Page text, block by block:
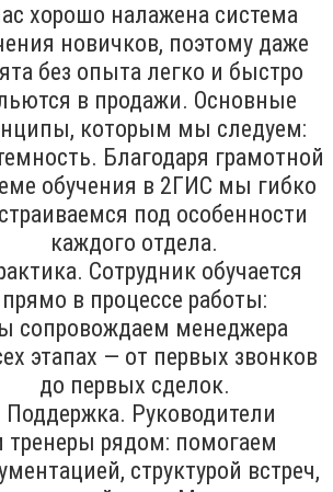
хорошо налажена система
новичков, поэтому даже
без опыта легко и быстро
в продажи. Основные
которым мы следуем:
Благодаря грамотной
обучения в 2ГИС мы гибко
под особенности
каждого отдела.
Сотрудник обучается
прямо в процессе работы:
сопровождаем менеджера
этапах — от первых звонков
до первых сделок.
Поддержка. Руководители
тренеры рядом: помогаем
структурой встреч,